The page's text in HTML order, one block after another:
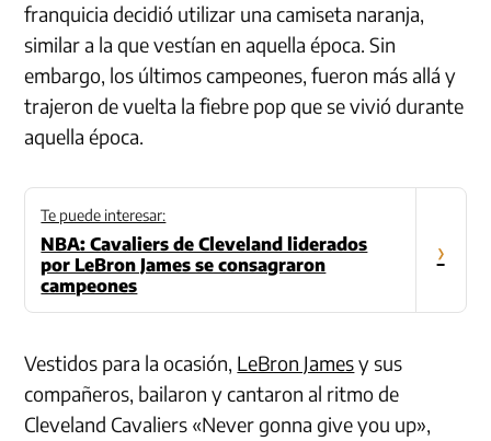
franquicia decidió utilizar una camiseta naranja,
similar a la que vestían en aquella época. Sin
embargo, los últimos campeones, fueron más allá y
trajeron de vuelta la fiebre pop que se vivió durante
aquella época.
Te puede interesar:
NBA: Cavaliers de Cleveland liderados
por LeBron James se consagraron
campeones
›
Vestidos para la ocasión, LeBron Jamesy sus
compañeros, bailaron y cantaron al ritmo de
Cleveland Cavaliers «Never gonna give you up»,